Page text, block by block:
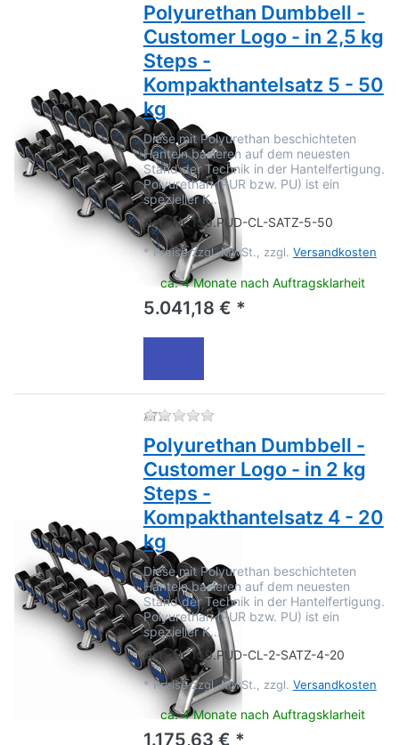
Polyurethan Dumbbell -
Customer Logo - in 2,5 kg
Steps -
Kompakthantelsatz 5 - 50
kg
Diese mit Polyurethan beschichteten
Hanteln basieren auf dem neuesten
Stand der Technik in der Hantelfertigung.
Polyurethan (PUR bzw. PU) ist ein
spezieller K…
Art.-Nr.159.PUD-CL-SATZ-5-50
* Preise zzgl. MwSt., zzgl. Versandkosten
ca. 4 Monate nach Auftragsklarheit
5.041,18 € *
ATX Zu diesem Produkt liegen
Polyurethan Dumbbell -
Customer Logo - in 2 kg
Steps -
Kompakthantelsatz 4 - 20
kg
Diese mit Polyurethan beschichteten
Hanteln basieren auf dem neuesten
Stand der Technik in der Hantelfertigung.
Polyurethan (PUR bzw. PU) ist ein
spezieller K…
Art.-Nr.159.PUD-CL-2-SATZ-4-20
* Preise zzgl. MwSt., zzgl. Versandkosten
ca. 4 Monate nach Auftragsklarheit
1.175,63 € *